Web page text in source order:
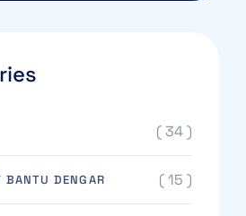
( 34 )
BANTU DENGAR ( 15 )